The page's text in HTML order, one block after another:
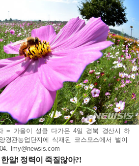
= 가을이 성큼 다가온 4일 경북 경산시 하
경관농업단지에 식재된 코스모스에서 벌이
lmy@newsis.com